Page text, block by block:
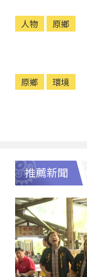
人物 原鄉
原鄉 環境
推薦新聞